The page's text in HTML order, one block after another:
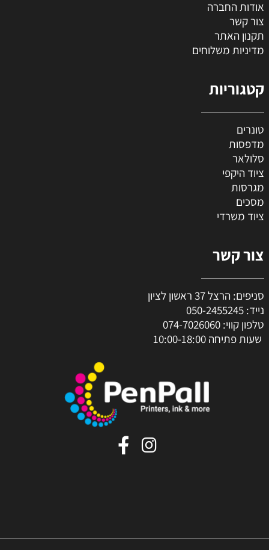
אודות החברה
צור קשר
תקנון האתר
מדיניות משלוחים
קטגוריות
טונרים
מדפסות
סלולאר
ציוד היקפי
מגרסות
מסכים
ציוד משרדי
צור קשר
סניפים: הרצל 37 ראשון לציון
נייד: 050-2455245
טלפון קווי: 074-7026060
שעות פתיחה 10:00-18:00